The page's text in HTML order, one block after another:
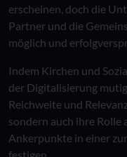
erscheinen, doch die
Partner und die
möglich und
Indem Kirchen und
der Digitalisierung
Reichweite und
sondern auch ihre Rolle
Ankerpunkte in einer